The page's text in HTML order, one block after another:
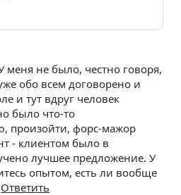
меня не было, честно говоря,
обо всем договорено и
и тут вдруг человек
было что-то
произойти, форс-мажор
- клиентом было в
лучшее предложение. У
опытом, есть ли вообще
Ответить